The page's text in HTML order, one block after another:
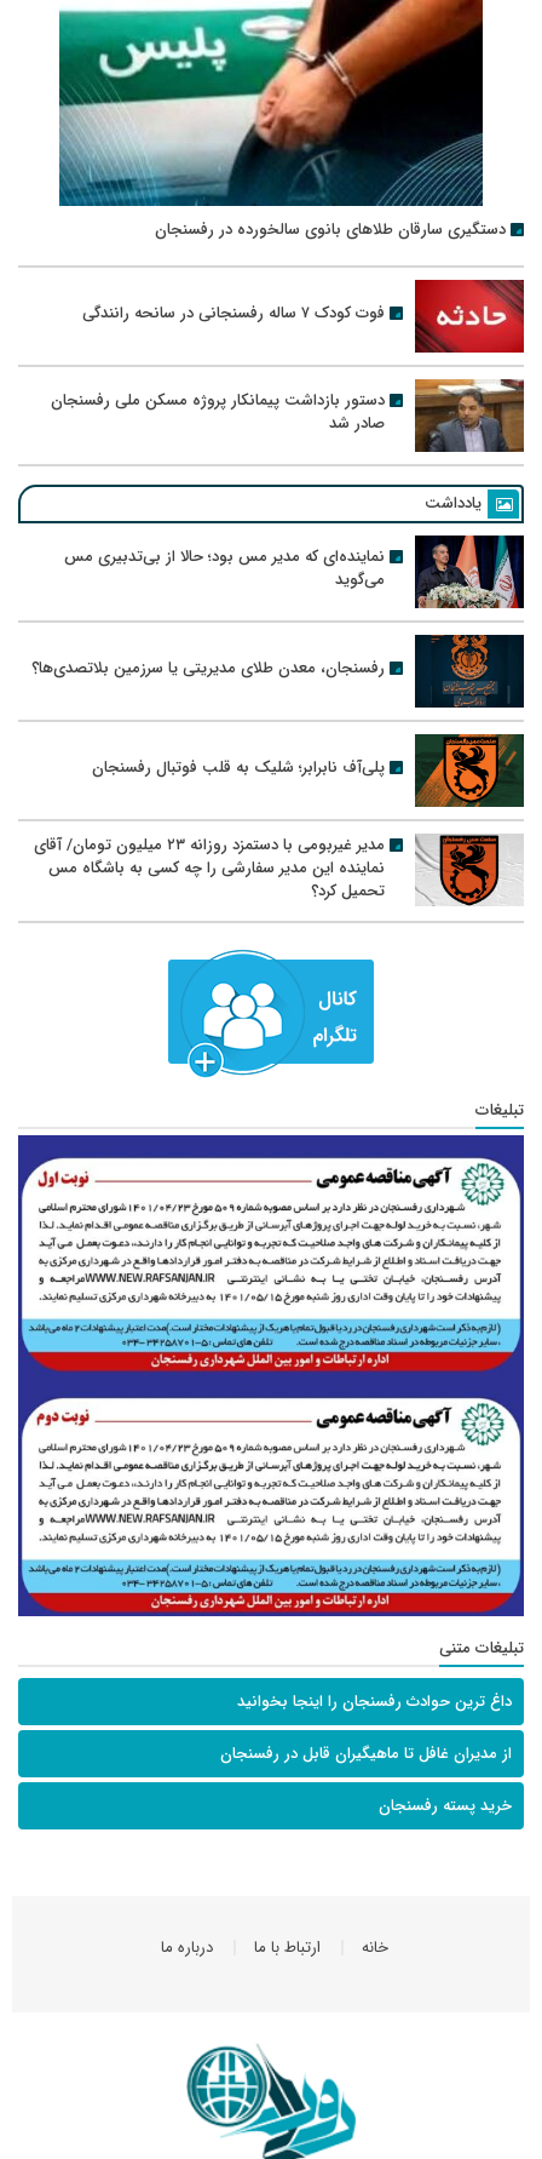
دستگیری سارقان طلاهای بانوی سالخورده در رفسنجان
فوت کودک ۷ ساله رفسنجانی در سانحه رانندگی
دستور بازداشت پیمانکار پروژه مسکن ملی رفسنجان
صادر شد
یادداشت
نماینده‌ای که مدیر مس بود؛ حالا از بی‌تدبیری مس
می‌گوید
رفسنجان، معدن طلای مدیریتی یا سرزمین بلاتصدی‌ها؟
پلی‌آف نابرابر؛ شلیک به قلب فوتبال رفسنجان
مدیر غیربومی با دستمزد روزانه ۲۳ میلیون تومان/ آقای
نماینده این مدیر سفارشی را چه کسی به باشگاه مس
تحمیل کرد؟
تبلیغات
تبلیغات متنی
داغ ترین حوادث رفسنجان را اینجا بخوانید
از مدیران غافل تا ماهیگیران قابل در رفسنجان
خرید پسته رفسنجان
خانه ارتباط با ما درباره ما